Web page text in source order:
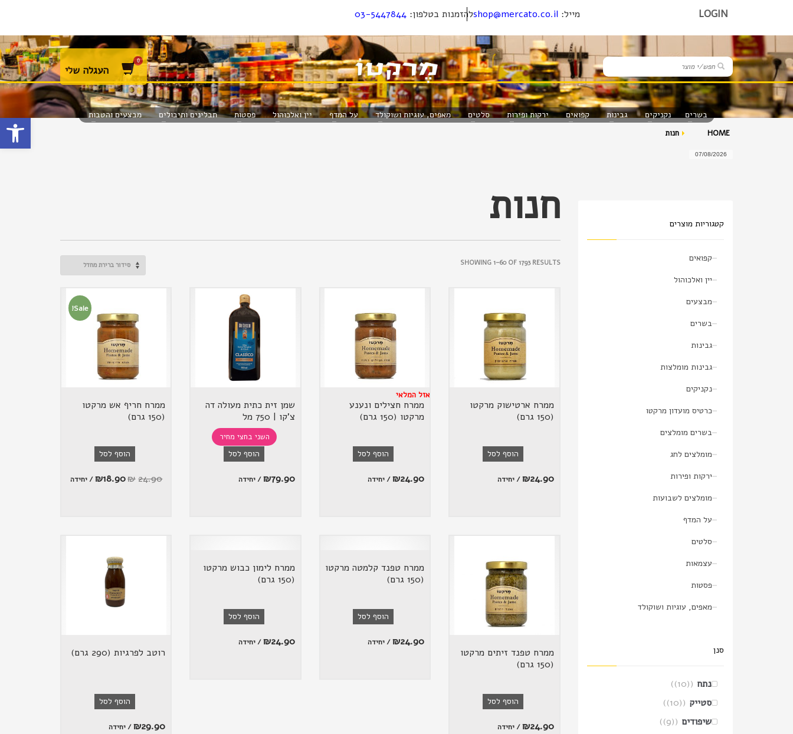
פתח
LOGIN מייל: shop@mercato.co.ilלהזמנות בטלפון: 03-5447844
העגלה שלי
בשרים נקניקים גבינות קפואים ירקות ופירות סלטים מאפים, עוגיות ושוקולד על המדף יין ואלכוהול פסטות תבלינים ותיבולים מבצעים והטבות
HOME חנות
07/08/2026
חנות
SHOWING 1–60 OF 1793 RESULTS
ממרח ארטישוק מרקטו
(150 גרם)
הוסף לסל
₪24.90 / יחידה
ממרח חצילים ונענע
מרקטו (150 גרם)
אזל המלאי
הוסף לסל
₪24.90 / יחידה
השני בחצי מחיר
שמן זית כתית מעולה דה
צ'קו | 750 מל
הוסף לסל
₪79.90 / יחידה
Sale!
ממרח חריף אש מרקטו
(150 גרם)
הוסף לסל
₪ 24.90
₪18.90 / יחידה
ממרח טפנד זיתים מרקטו
(150 גרם)
הוסף לסל
₪24.90 / יחידה
ממרח טפנד קלמטה מרקטו
(150 גרם)
הוסף לסל
₪24.90 / יחידה
ממרח לימון כבוש מרקטו
(150 גרם)
הוסף לסל
₪24.90 / יחידה
רוטב לפרגיות (290 גרם)
הוסף לסל
₪29.90 / יחידה
קטגוריות מוצרים
קפואים
יין ואלכוהול
מבצעים
בשרים
גבינות
גבינות מומלצות
נקניקים
כרטיס מועדון מרקטו
בשרים מומלצים
מומלצים לחג
ירקות ופירות
מומלצים לשבועות
על המדף
סלטים
עצמאות
פסטות
מאפים, עוגיות ושוקולד
סנן
נתח
(10)
סטייק
(10)
שיפודים
(9)